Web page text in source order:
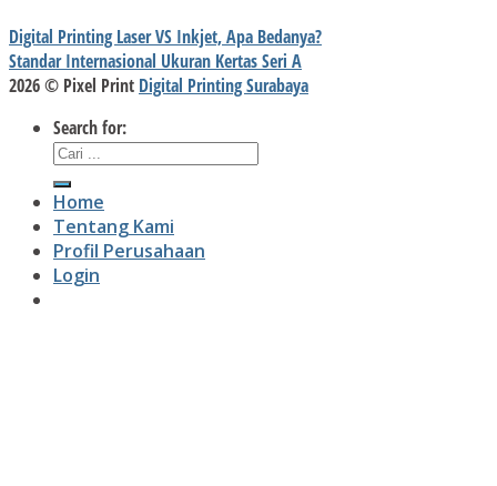
Digital Printing Laser VS Inkjet, Apa Bedanya?
Standar Internasional Ukuran Kertas Seri A
2026 © Pixel Print Digital Printing Surabaya
Search for:
Home
Tentang Kami
Profil Perusahaan
Login